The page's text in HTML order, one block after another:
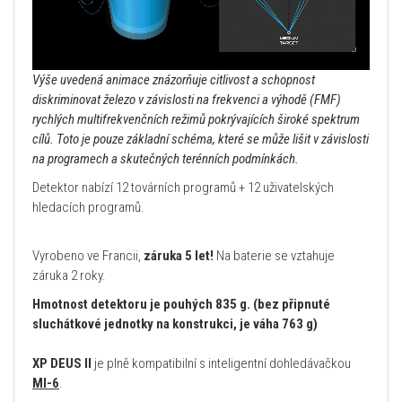
Výše uvedená animace znázorňuje citlivost a schopnost
diskriminovat železo v závislosti na frekvenci a výhodě (FMF)
rychlých multifrekvenčních režimů pokrývajících široké spektrum
cílů. Toto je pouze základní schéma, které se může lišit v závislosti
na programech a skutečných terénních podmínkách.
Detektor nabízí 12 továrních programů + 12 uživatelských
hledacích programů.
Vyrobeno ve Francii, záruka 5 let! Na baterie se vztahuje
záruka 2 roky.
Hmotnost detektoru je pouhých 835 g. (bez připnuté
sluchátkové jednotky na konstrukci, je váha 763 g)
XP DEUS II je plně kompatibilní s inteligentní dohledávačkou
MI-6.